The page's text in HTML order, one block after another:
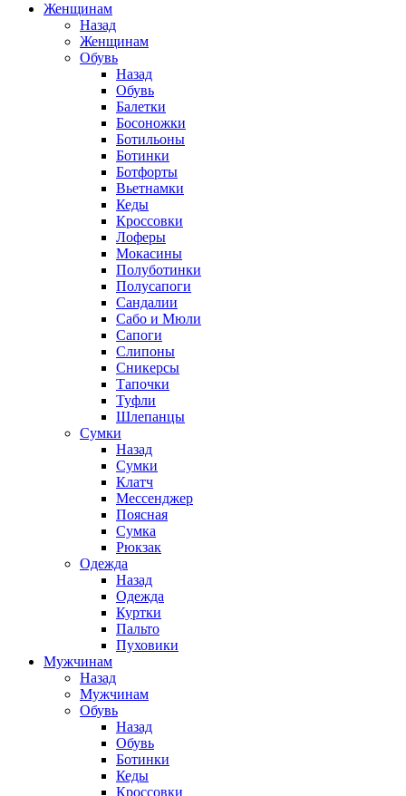
Женщинам
Назад
Женщинам
Обувь
Назад
Обувь
Балетки
Босоножки
Ботильоны
Ботинки
Ботфорты
Вьетнамки
Кеды
Кроссовки
Лоферы
Мокасины
Полуботинки
Полусапоги
Сандалии
Сабо и Мюли
Сапоги
Слипоны
Сникерсы
Тапочки
Туфли
Шлепанцы
Cумки
Назад
Cумки
Клатч
Мессенджер
Поясная
Сумка
Рюкзак
Одежда
Назад
Одежда
Куртки
Пальто
Пуховики
Мужчинам
Назад
Мужчинам
Обувь
Назад
Обувь
Ботинки
Кеды
Кроссовки